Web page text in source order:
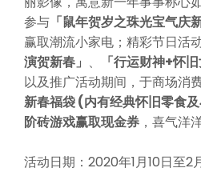
参与 「鼠年贺岁之珠光宝气庆
赢取潮流小家电；精彩节日活
演贺新春」 、 「行运财神+怀
以及推广活动期间，于商场消
新春福袋 (内有经典怀旧零食
阶砖游戏赢取现金券 ，喜气洋
活动日期：2020年1月10日至2